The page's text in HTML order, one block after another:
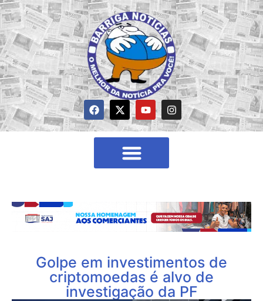
Golpe em investimentos de
criptomoedas é alvo de
investigação da PF